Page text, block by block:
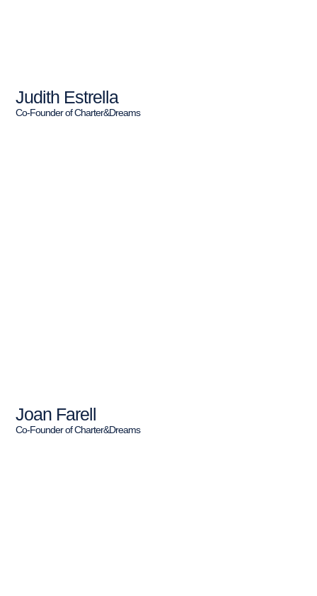
Judith Estrella
Co-Founder of Charter&Dreams
Joan Farell
Co-Founder of Charter&Dreams